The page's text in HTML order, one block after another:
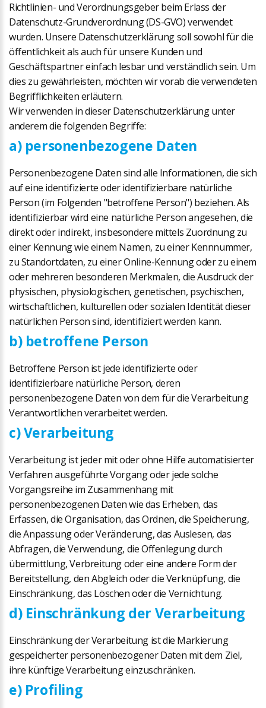
Richtlinien- und Verordnungsgeber beim Erlass der
Datenschutz-Grundverordnung (DS-GVO) verwendet
wurden. Unsere Datenschutzerklärung soll sowohl für die
öffentlichkeit als auch für unsere Kunden und
Geschäftspartner einfach lesbar und verständlich sein. Um
dies zu gewährleisten, möchten wir vorab die verwendeten
Begrifflichkeiten erläutern.
Wir verwenden in dieser Datenschutzerklärung unter
anderem die folgenden Begriffe:
a) personenbezogene Daten
Personenbezogene Daten sind alle Informationen, die sich
auf eine identifizierte oder identifizierbare natürliche
Person (im Folgenden "betroffene Person") beziehen. Als
identifizierbar wird eine natürliche Person angesehen, die
direkt oder indirekt, insbesondere mittels Zuordnung zu
einer Kennung wie einem Namen, zu einer Kennnummer,
zu Standortdaten, zu einer Online-Kennung oder zu einem
oder mehreren besonderen Merkmalen, die Ausdruck der
physischen, physiologischen, genetischen, psychischen,
wirtschaftlichen, kulturellen oder sozialen Identität dieser
natürlichen Person sind, identifiziert werden kann.
b) betroffene Person
Betroffene Person ist jede identifizierte oder
identifizierbare natürliche Person, deren
personenbezogene Daten von dem für die Verarbeitung
Verantwortlichen verarbeitet werden.
c) Verarbeitung
Verarbeitung ist jeder mit oder ohne Hilfe automatisierter
Verfahren ausgeführte Vorgang oder jede solche
Vorgangsreihe im Zusammenhang mit
personenbezogenen Daten wie das Erheben, das
Erfassen, die Organisation, das Ordnen, die Speicherung,
die Anpassung oder Veränderung, das Auslesen, das
Abfragen, die Verwendung, die Offenlegung durch
übermittlung, Verbreitung oder eine andere Form der
Bereitstellung, den Abgleich oder die Verknüpfung, die
Einschränkung, das Löschen oder die Vernichtung.
d) Einschränkung der Verarbeitung
Einschränkung der Verarbeitung ist die Markierung
gespeicherter personenbezogener Daten mit dem Ziel,
ihre künftige Verarbeitung einzuschränken.
e) Profiling